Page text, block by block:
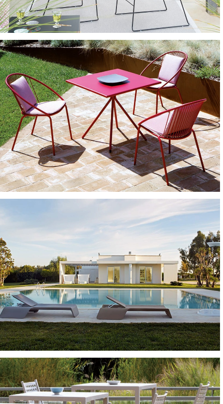
TAVOLI E TAVOLINI
TAVOLI E TAVOLINI
LETTINI E SDRAIO